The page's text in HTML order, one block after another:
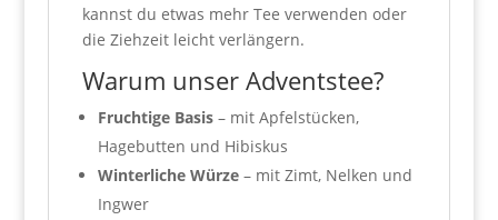
kannst du etwas mehr Tee verwenden oder
die Ziehzeit leicht verlängern.
Warum unser Adventstee?
Fruchtige Basis– mit Apfelstücken,
Hagebutten und Hibiskus
Winterliche Würze– mit Zimt, Nelken und
Ingwer